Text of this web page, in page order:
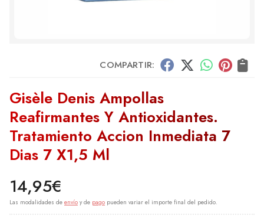
COMPARTIR:
Gisèle Denis Ampollas
Reafirmantes Y Antioxidantes.
Tratamiento Accion Inmediata 7
Dias 7 X1,5 Ml
14,95€
Las modalidades de envío y de pago pueden variar el importe final del pedido.